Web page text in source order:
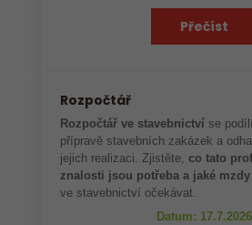
Přečíst
Rozpočtář
Rozpočtář ve stavebnictví se
přípravě stavebních zakázek a
jejich realizaci. Zjistěte,co tato
znalosti jsou potřeba a jaké mzdy
ve stavebnictví očekávat.
Datum: 17.7.2026